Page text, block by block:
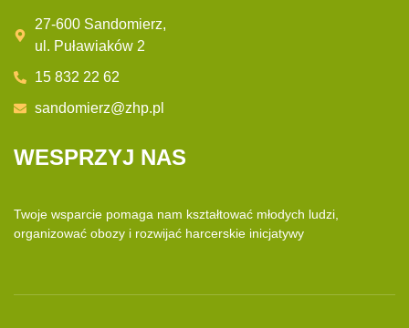
27-600 Sandomierz,
ul. Puławiaków 2
15 832 22 62
sandomierz@zhp.pl
WESPRZYJ NAS
Twoje wsparcie pomaga nam kształtować młodych ludzi,
organizować obozy i rozwijać harcerskie inicjatywy